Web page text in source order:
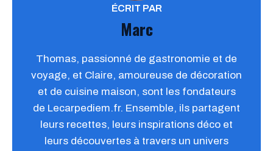
ÉCRIT PAR
Marc
Thomas, passionné de gastronomie et de
voyage, et Claire, amoureuse de décoration
et de cuisine maison, sont les fondateurs
de Lecarpediem.fr. Ensemble, ils partagent
leurs recettes, leurs inspirations déco et
leurs découvertes à travers un univers